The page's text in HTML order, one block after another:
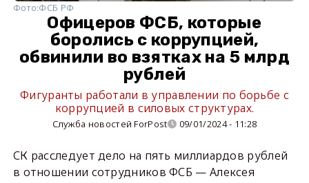
Фото:ФСБ РФ
Офицеров ФСБ, которые
боролись с коррупцией,
обвинили во взятках на 5 млрд
рублей
Фигуранты работали в управлении по борьбе с
коррупцией в силовых структурах.
Служба новостей ForPost 09/01/2024 - 11:28
СК расследует дело на пять миллиардов рублей
в отношении сотрудников ФСБ — Алексея